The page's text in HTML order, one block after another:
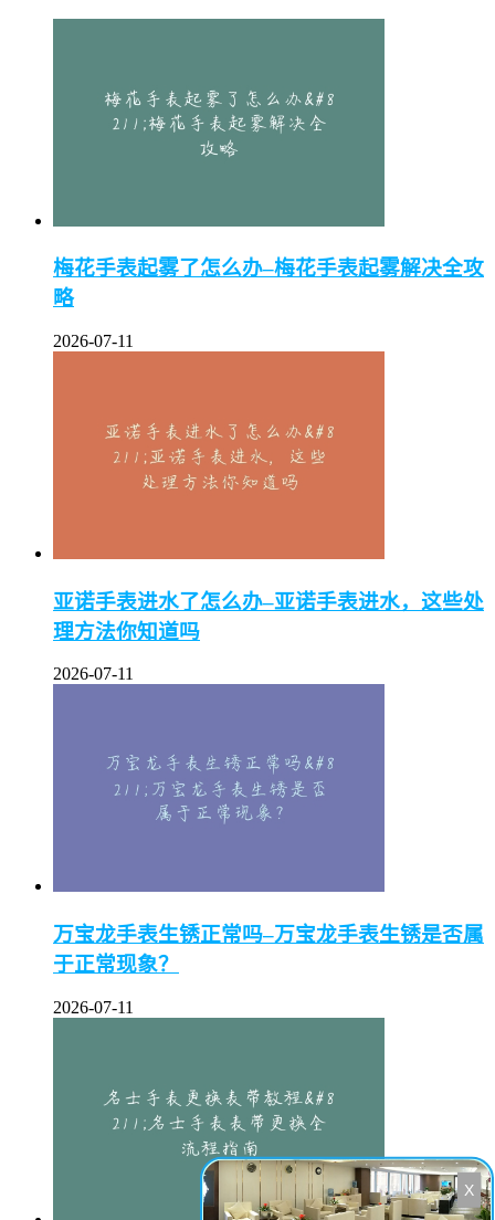
梅花手表起雾了怎么办–梅花手表起雾解决全攻
略
2026-07-11
亚诺手表进水了怎么办–亚诺手表进水，这些处
理方法你知道吗
2026-07-11
万宝龙手表生锈正常吗–万宝龙手表生锈是否属
于正常现象？
2026-07-11
X